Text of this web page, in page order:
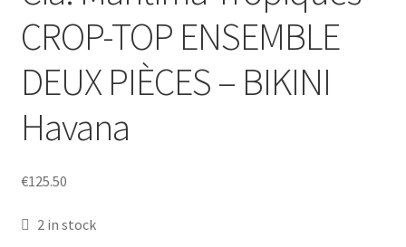
Luxury Lingerie
Femme
Homme
CROP-TOP ENSEMBLE
DEUX PIÈCES – BIKINI
Havana
€125.50
2 in stock